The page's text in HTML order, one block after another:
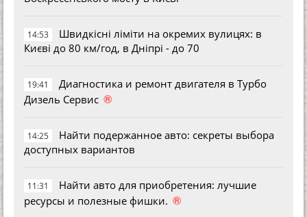
14:53
Швидкісні ліміти на окремих вулицях: в
Києві до 80 км/год, в Дніпрі - до 70
19:41
Диагностика и ремонт двигателя в Турбо
Дизель Сервис ®
14:25
Найти подержанное авто: секреты выбора
доступных вариантов
11:31
Найти авто для приобретения: лучшие
ресурсы и полезные фишки. ®